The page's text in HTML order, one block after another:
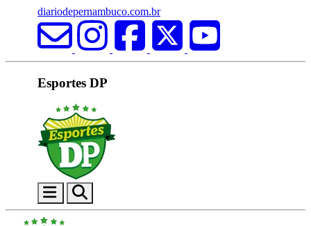
diariodepernambuco.com.br
Esportes DP